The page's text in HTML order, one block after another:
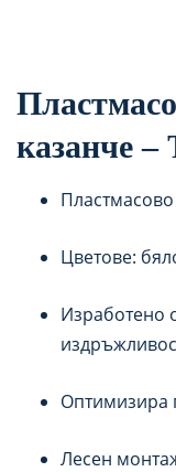
казанче
Цветове:
Изработено
Оптимизира
Лесен